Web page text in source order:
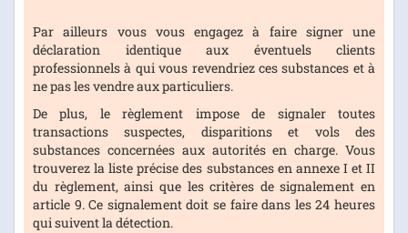
Par ailleurs vous vous engagez à faire signer une
déclaration identique aux éventuels clients
professionnels à qui vous revendriez ces substances et à
ne pas les vendre aux particuliers.
De plus, le règlement impose de signaler toutes
transactions suspectes, disparitions et vols des
substances concernées aux autorités en charge. Vous
trouverez la liste précise des substances en annexe I et II
du règlement, ainsi que les critères de signalement en
article 9. Ce signalement doit se faire dans les 24 heures
qui suivent la détection.